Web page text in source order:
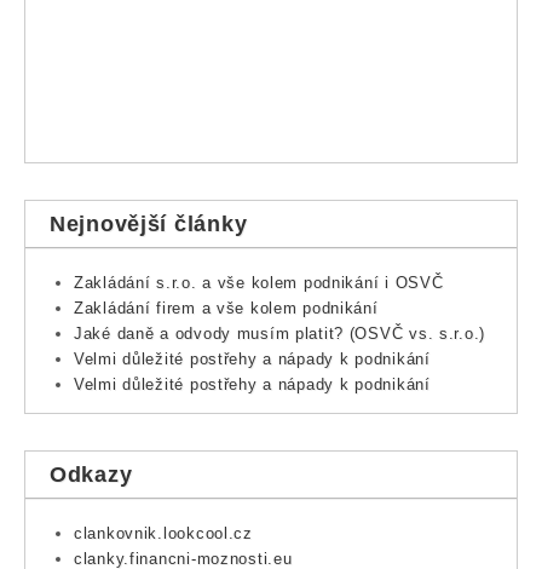
Nejnovější články
Zakládání s.r.o. a vše kolem podnikání i OSVČ
Zakládání firem a vše kolem podnikání
Jaké daně a odvody musím platit? (OSVČ vs. s.r.o.)
Velmi důležité postřehy a nápady k podnikání
Velmi důležité postřehy a nápady k podnikání
Odkazy
clankovnik.lookcool.cz
clanky.financni-moznosti.eu